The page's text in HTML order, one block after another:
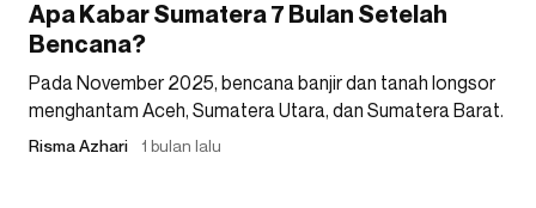
Apa Kabar Sumatera 7 Bulan Setelah
Bencana?
Pada November 2025, bencana banjir dan tanah longsor
menghantam Aceh, Sumatera Utara, dan Sumatera Barat.
Risma Azhari 1 bulan lalu